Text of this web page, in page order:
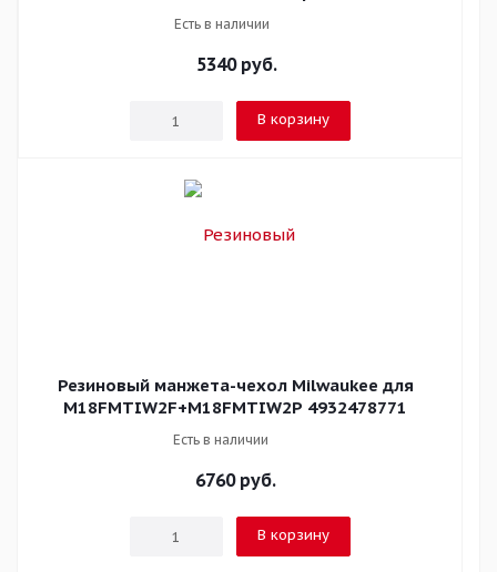
Есть в наличии
5340руб.
В корзину
Резиновый манжета-чехол Milwaukee для
M18FMTIW2F+M18FMTIW2P 4932478771
Есть в наличии
6760руб.
В корзину